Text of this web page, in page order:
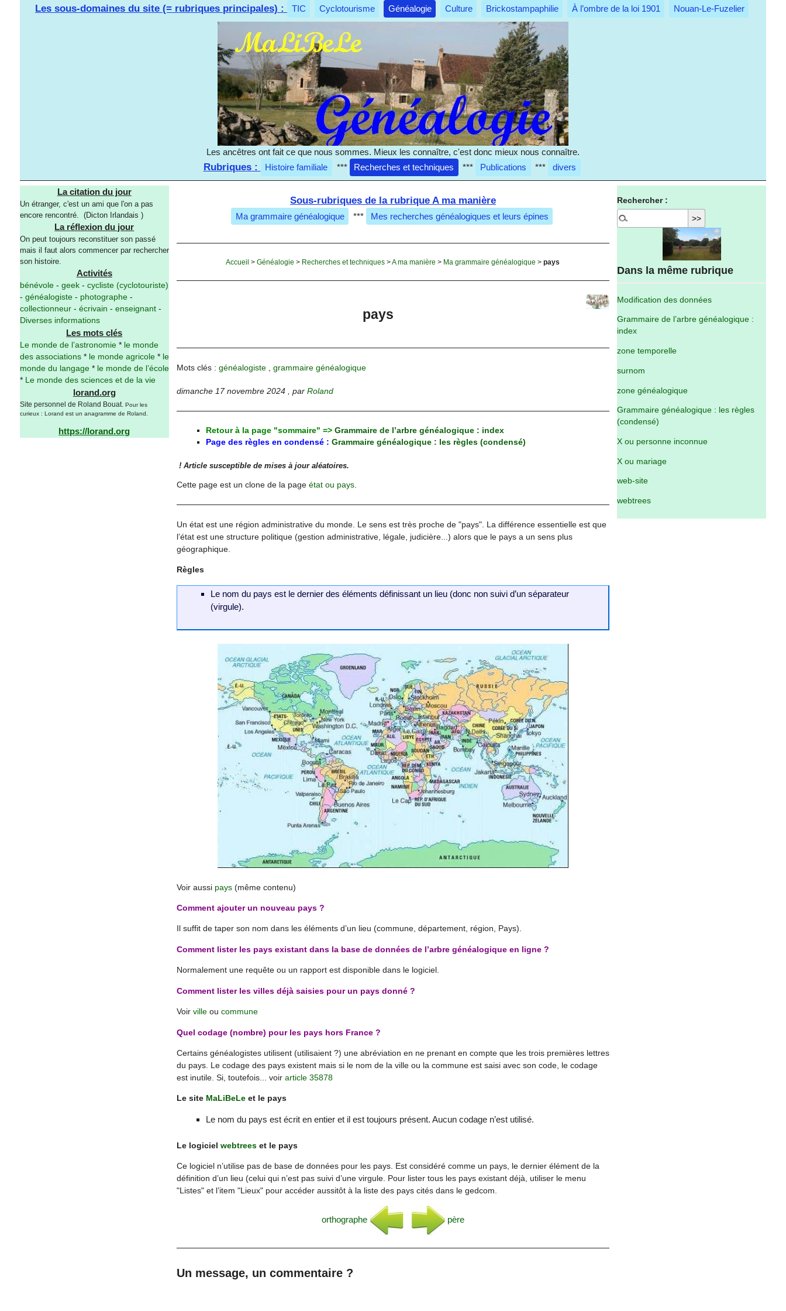
Les sous-domaines du site (= rubriques principales) : TIC Cyclotourisme Généalogie Culture Brickostampaphilie À l’ombre de la loi 1901 Nouan-Le-Fuzelier
Les ancêtres ont fait ce que nous sommes. Mieux les connaître, c'est donc mieux nous connaître.
Rubriques : Histoire familiale *** Recherches et techniques *** Publications *** divers
La citation du jour
Un étranger, c'est un ami que l'on a pas
encore rencontré. (Dicton Irlandais )
La réflexion du jour
On peut toujours reconstituer son passé
mais il faut alors commencer par rechercher
son histoire.
Activités
bénévole- geek- cycliste (cyclotouriste)
- généalogiste- photographe-
collectionneur- écrivain - enseignant-
Diverses informations
Les mots clés
Le monde de l’astronomie* le monde
des associations* le monde agricole* le
monde du langage* le monde de l’école
*
Le monde des sciences et de la vie
lorand.org
Site personnel de Roland Bouat. Pour les
curieux : Lorand est un anagramme de Roland.
https://lorand.org
Sous-rubriques de la rubrique A ma manière
Ma grammaire généalogique *** Mes recherches généalogiques et leurs épines
Accueil >Généalogie > Recherches et techniques >A ma manière > Ma grammaire généalogique >pays
pays
Mots clés : généalogiste, grammaire généalogique
dimanche 17 novembre 2024 , par Roland
Retour à la page "sommaire" => Grammaire de l’arbre généalogique : index
Page des règles en condensé : Grammaire généalogique : les règles (condensé)
! Article susceptible de mises à jour aléatoires.
Cette page est un clone de la page état ou pays.
Un état est une région administrative du monde. Le sens est très proche de "pays". La différence essentielle est que
l’état est une structure politique (gestion administrative, légale, judicière...) alors que le pays a un sens plus
géographique.
Règles
Le nom du pays est le dernier des éléments définissant un lieu (donc non suivi d’un séparateur
(virgule).
Voir aussi pays(même contenu)
Comment ajouter un nouveau pays ?
Il suffit de taper son nom dans les éléments d’un lieu (commune, département, région, Pays).
Comment lister les pays existant dans la base de données de l’arbre généalogique en ligne ?
Normalement une requête ou un rapport est disponible dans le logiciel.
Comment lister les villes déjà saisies pour un pays donné ?
Voir villeou commune
Quel codage (nombre) pour les pays hors France ?
Certains généalogistes utilisent (utilisaient ?) une abréviation en ne prenant en compte que les trois premières lettres
du pays. Le codage des pays existent mais si le nom de la ville ou la commune est saisi avec son code, le codage
est inutile. Si, toutefois... voir article 35878
Le site MaLiBeLe et le pays
Le nom du pays est écrit en entier et il est toujours présent. Aucun codage n’est utilisé.
Le logiciel webtreeset le pays
Ce logiciel n’utilise pas de base de données pour les pays. Est considéré comme un pays, le dernier élément de la
définition d’un lieu (celui qui n’est pas suivi d’une virgule. Pour lister tous les pays existant déjà, utiliser le menu
"Listes" et l’item "Lieux" pour accéder aussitôt à la liste des pays cités dans le gedcom.
orthographe père
Un message, un commentaire ?
Rechercher :
Dans la même rubrique
Modification des données
Grammaire de l’arbre généalogique :
index
zone temporelle
surnom
zone généalogique
Grammaire généalogique : les règles
(condensé)
X ou personne inconnue
X ou mariage
web-site
webtrees